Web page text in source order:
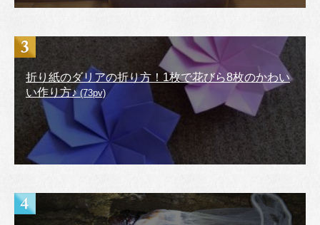
折り紙のダリアの折り方！1枚で花びら8枚のかわい
い作り方♪(73pv)